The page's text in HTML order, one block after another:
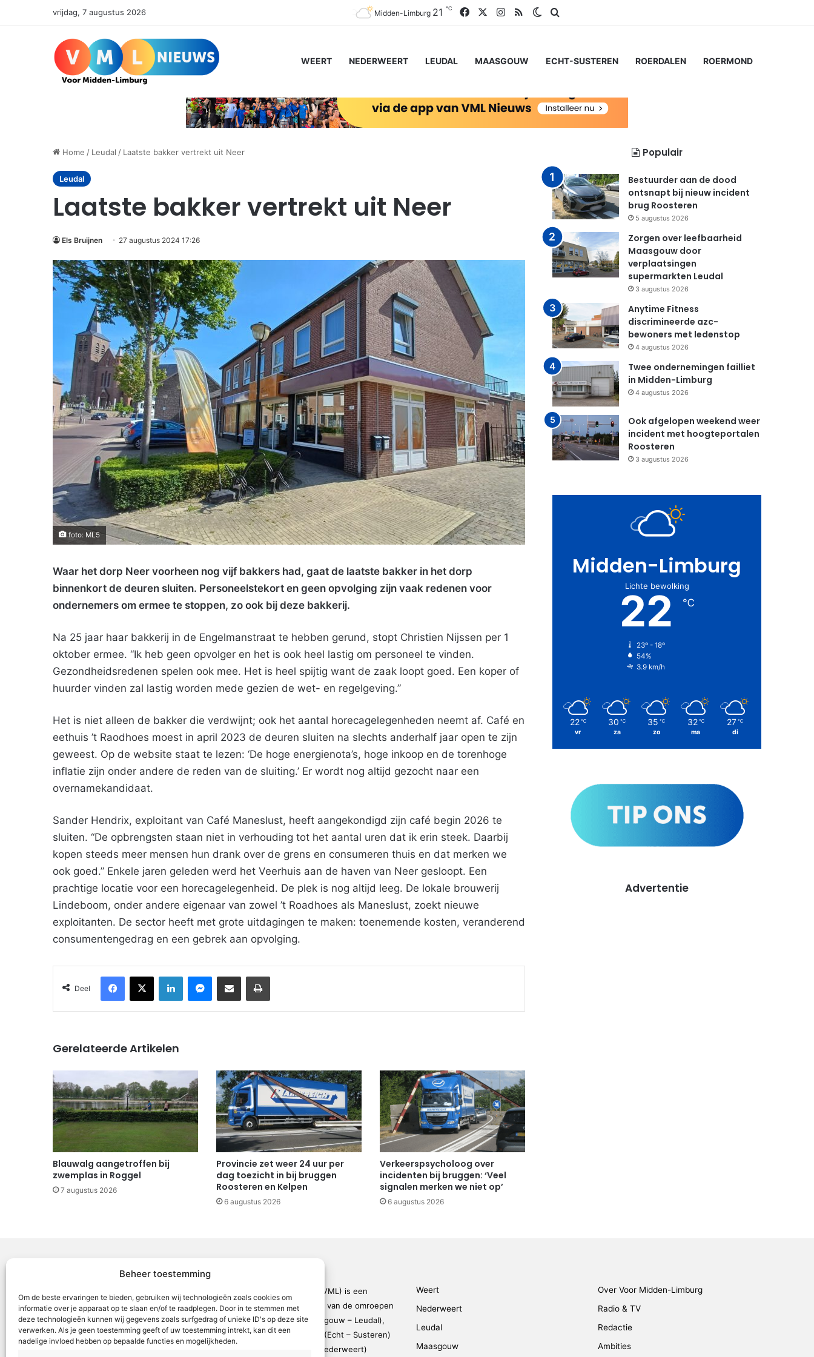
Beheer toestemming
Om de beste ervaringen te bieden, gebruiken wij technologieën zoals cookies om
informatie over je apparaat op te slaan en/of te raadplegen. Door in te stemmen met
deze technologieën kunnen wij gegevens zoals surfgedrag of unieke ID's op deze site
verwerken. Als je geen toestemming geeft of uw toestemming intrekt, kan dit een
nadelige invloed hebben op bepaalde functies en mogelijkheden.
vrijdag, 7 augustus 2026 Midden-Limburg 21 ℃ FacebookInstagram
RSSSwitch skin
WEERT NEDERWEERT LEUDAL MAASGOUW ECHT-SUSTEREN ROERDALEN ROERMOND
Home / Leudal / Laatste bakker vertrekt uit Neer
Leudal
Laatste bakker vertrekt uit Neer
Els Bruijnen 27 augustus 2024 17:26
foto: ML5
Waar het dorp Neer voorheen nog vijf bakkers had, gaat de laatste bakker in het dorp
binnenkort de deuren sluiten. Personeelstekort en geen opvolging zijn vaak redenen voor
ondernemers om ermee te stoppen, zo ook bij deze bakkerij.
Na 25 jaar haar bakkerij in de Engelmanstraat te hebben gerund, stopt Christien Nijssen per 1
oktober ermee. “Ik heb geen opvolger en het is ook heel lastig om personeel te vinden.
Gezondheidsredenen spelen ook mee. Het is heel spijtig want de zaak loopt goed. Een koper of
huurder vinden zal lastig worden mede gezien de wet- en regelgeving.”
Het is niet alleen de bakker die verdwijnt; ook het aantal horecagelegenheden neemt af. Café en
eethuis ’t Raodhoes moest in april 2023 de deuren sluiten na slechts anderhalf jaar open te zijn
geweest. Op de website staat te lezen: ‘De hoge energienota’s, hoge inkoop en de torenhoge
inflatie zijn onder andere de reden van de sluiting.’ Er wordt nog altijd gezocht naar een
overnamekandidaat.
Sander Hendrix, exploitant van Café Maneslust, heeft aangekondigd zijn café begin 2026 te
sluiten. “De opbrengsten staan niet in verhouding tot het aantal uren dat ik erin steek. Daarbij
kopen steeds meer mensen hun drank over de grens en consumeren thuis en dat merken we
ook goed.” Enkele jaren geleden werd het Veerhuis aan de haven van Neer gesloopt. Een
prachtige locatie voor een horecagelegenheid. De plek is nog altijd leeg. De lokale brouwerij
Lindeboom, onder andere eigenaar van zowel ’t Roadhoes als Maneslust, zoekt nieuwe
exploitanten. De sector heeft met grote uitdagingen te maken: toenemende kosten, veranderend
consumentengedrag en een gebrek aan opvolging.
Deel
Facebook
X LinkedInMessenger
Deel via Email Print
Gerelateerde Artikelen
Blauwalg aangetroffen bij
zwemplas in Roggel
7 augustus 2026
Provincie zet weer 24 uur per
dag toezicht in bij bruggen
Roosteren en Kelpen
6 augustus 2026
Verkeerspsycholoog over
incidenten bij bruggen: ‘Veel
signalen merken we niet op’
6 augustus 2026
Populair
Bestuurder aan de dood
ontsnapt bij nieuw incident
brug Roosteren
5 augustus 2026
Zorgen over leefbaarheid
Maasgouw door
verplaatsingen
supermarkten Leudal
3 augustus 2026
Anytime Fitness
discrimineerde azc-
bewoners met ledenstop
4 augustus 2026
Twee ondernemingen failliet
in Midden-Limburg
4 augustus 2026
Ook afgelopen weekend weer
incident met hoogteportalen
Roosteren
3 augustus 2026
Midden-Limburg
Lichte bewolking
22 ℃
23º - 18º
54%
3.9 km/h
22 ℃
vr
30 ℃
za
35 ℃
zo
32 ℃
ma
27 ℃
di
Advertentie
Voor Midden-Limburg (VML) is een
samenwerkingsverband van de omroepen
ML5 (Roermond – Maasgouw – Leudal),
OR6 (Roerdalen), SOL2 (Echt – Susteren)
en WeertFM (Weert – Nederweert)
Weert
Nederweert
Leudal
Maasgouw
Over Voor Midden-Limburg
Radio & TV
Redactie
Ambities